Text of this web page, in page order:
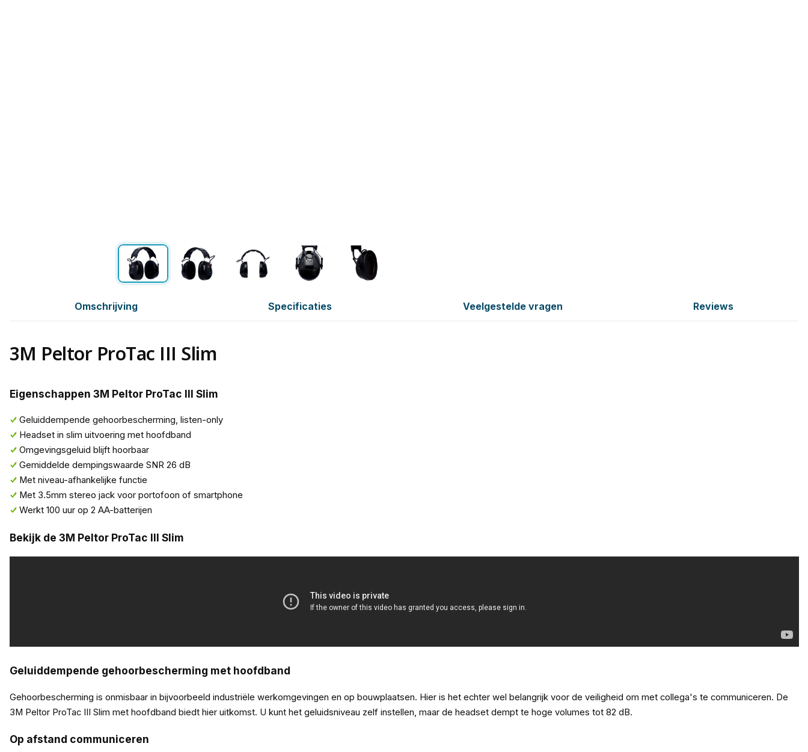
Omschrijving Specificaties Veelgestelde vragen Reviews
3M Peltor ProTac III Slim
Eigenschappen 3M Peltor ProTac III Slim
Geluiddempende gehoorbescherming, listen-only
Headset in slim uitvoering met hoofdband
Omgevingsgeluid blijft hoorbaar
Gemiddelde dempingswaarde SNR 26 dB
Met niveau-afhankelijke functie
Met 3.5mm stereo jack voor portofoon of smartphone
Werkt 100 uur op 2 AA-batterijen
Bekijk de 3M Peltor ProTac III Slim
Geluiddempende gehoorbescherming met hoofdband
Gehoorbescherming is onmisbaar in bijvoorbeeld industriële werkomgevingen en op bouwplaatsen. Hier is het echter wel belangrijk voor de veiligheid om met collega's te communiceren. De
3M Peltor ProTac III Slim met hoofdband biedt hier uitkomst. U kunt het geluidsniveau zelf instellen, maar de headset dempt te hoge volumes tot 82 dB.
Op afstand communiceren